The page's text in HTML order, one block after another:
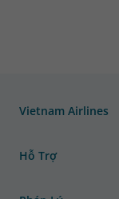
Vietnam Airlines
Hỗ Trợ